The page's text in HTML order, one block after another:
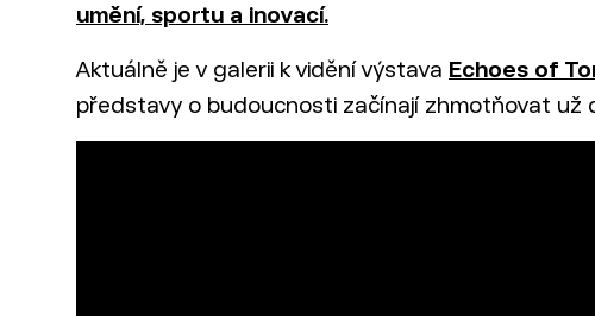
umění, sportu a inovací.
Aktuálně je v galerii k vidění výstava Echoes of
představy o budoucnosti začínají zhmotňovat už